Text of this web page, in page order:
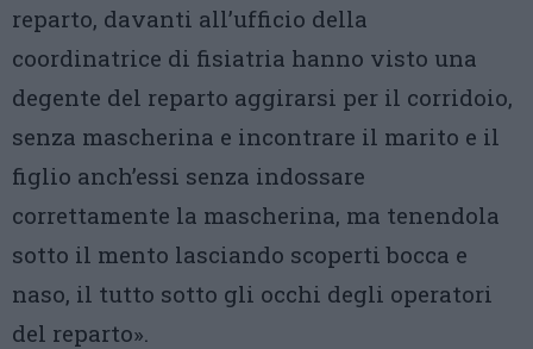
reparto, davanti all’ufficio della
coordinatrice di fisiatria hanno visto una
degente del reparto aggirarsi per il corridoio,
senza mascherina e incontrare il marito e il
figlio anch’essi senza indossare
correttamente la mascherina, ma tenendola
sotto il mento lasciando scoperti bocca e
naso, il tutto sotto gli occhi degli operatori
del reparto».